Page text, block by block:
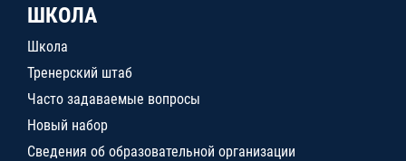
ШКОЛА
Школа
Тренерский штаб
Часто задаваемые вопросы
Новый набор
Сведения об образовательной организации